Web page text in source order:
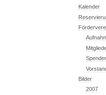
Kalender
Bilder
2007